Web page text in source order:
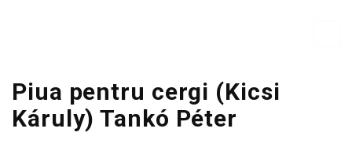
Piua pentru cergi (Kicsi
Káruly) Tankó Péter